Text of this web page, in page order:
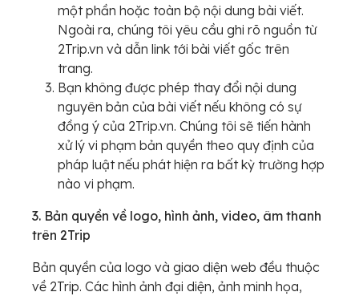
một phần hoặc toàn bộ nội dung bài viết.
Ngoài ra, chúng tôi yêu cầu ghi rõ nguồn từ
2Trip.vn và dẫn link tới bài viết gốc trên
trang.
Bạn không được phép thay đổi nội dung
nguyên bản của bài viết nếu không có sự
đồng ý của 2Trip.vn. Chúng tôi sẽ tiến hành
xử lý vi phạm bản quyền theo quy định của
pháp luật nếu phát hiện ra bất kỳ trường hợp
nào vi phạm.
3. Bản quyền về logo, hình ảnh, video, âm thanh
trên 2Trip
Bản quyền của logo và giao diện web đều thuộc
về 2Trip. Các hình ảnh đại diện, ảnh minh họa,